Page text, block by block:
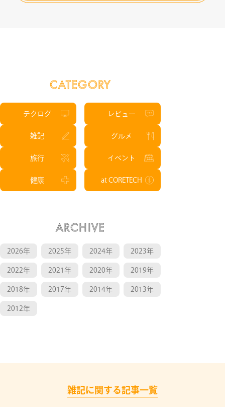
CATEGORY
テクログ レビュー
雑記 グルメ
旅行 イベント
健康 at CORETECH
ARCHIVE
2026年 2025年 2024年 2023年
2022年 2021年 2020年 2019年
2018年 2017年 2014年 2013年
2012年
雑記に関する記事一覧